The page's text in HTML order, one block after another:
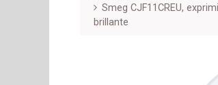
Smeg CJF11CREU,
brillante